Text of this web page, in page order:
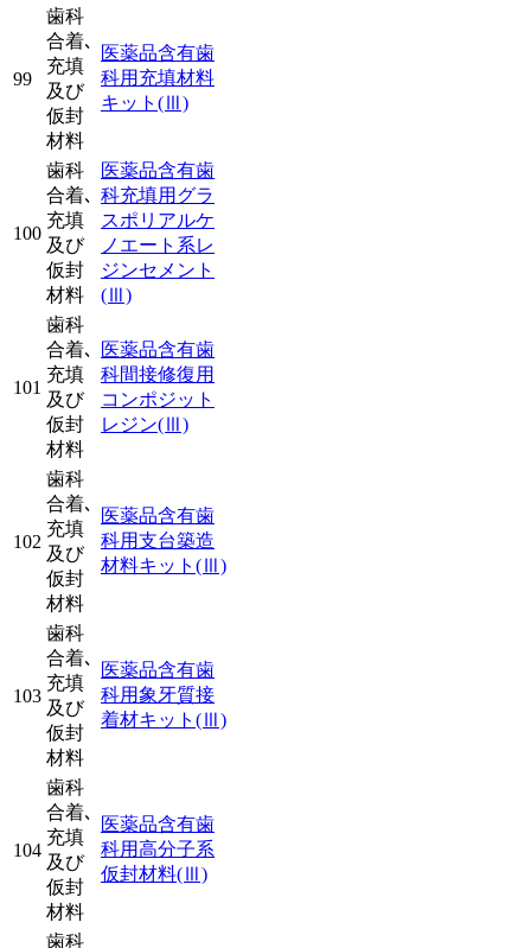
99
歯科
合着､
充填
及び
仮封
材料
医薬品含有歯
科用充填材料
キット (Ⅲ)
100
歯科
合着､
充填
及び
仮封
材料
医薬品含有歯
科充填用グラ
スポリアルケ
ノエート系レ
ジンセメント
(Ⅲ)
101
歯科
合着､
充填
及び
仮封
材料
医薬品含有歯
科間接修復用
コンポジット
レジン(Ⅲ)
102
歯科
合着､
充填
及び
仮封
材料
医薬品含有歯
科用支台築造
材料キット (Ⅲ)
103
歯科
合着､
充填
及び
仮封
材料
医薬品含有歯
科用象牙質接
着材キット (Ⅲ)
104
歯科
合着､
充填
及び
仮封
材料
医薬品含有歯
科用高分子系
仮封材料(Ⅲ)
歯科